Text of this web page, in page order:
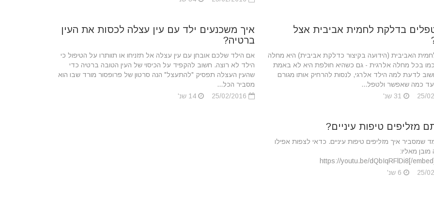
בדלקת לחמית אביבית אצל
האביבית (הידועה בקיצור כדלקת אביבית) היא מחלה
בכל מחלה אלרגית - גם כשהיא חולפת היא לא באמת
לדעת למה הילד אלרגי, לנסות להרחיק אותו מגורם
עד כמה שאפשר ולטפל...
איך משכנעים ילד עם עין עצלה לכסות את העין
ברטיה?
אם הילד שלכם אובחן עם עין עצלה אל תזניחו או תוותרו על הטיפול כי
הילד לא רוצה. חשוב להקפיד על הכיסוי של העין הטובה ברטיה כדי
שהעין העצלה תפסיק "להתעצל" הנה סרטון של פרופסור מורד שבו הוא
מסביר הכל...
14 שנ'
מזליפים טיפות עיניים?
שמסביר איך מזליפים טיפות עיניים. כדאי לצפות אפילו
מאליו: